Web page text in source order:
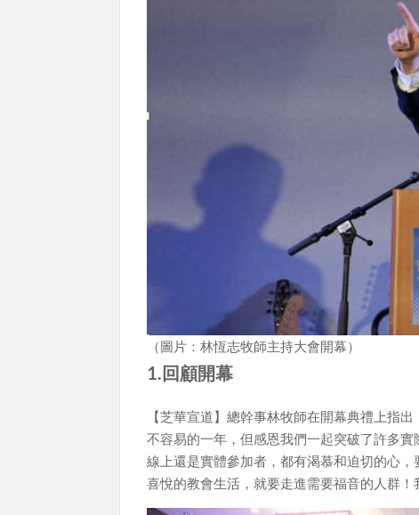
（圖片：林恆志牧師主持大會開幕）
1.回顧開幕
【芝華宣道】總幹事林牧師在開幕典禮上指
不容易的一年，但感恩我們一起突破了許多
線上還是實體參加者，都有渴慕和迫切的心
喜悅的教會生活，就要走進需要福音的人群